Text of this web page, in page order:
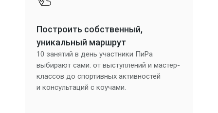
Построить собственный,
уникальный маршрут
10 занятий в день участники ПиРа
выбирают сами: от выступлений и мастер-
классов до спортивных активностей
и консультаций с коучами.